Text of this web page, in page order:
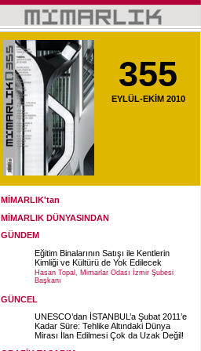
355
EYLÜL-EKİM 2010
MİMARLIK'tan
MİMARLIK DÜNYASINDAN
GÜNDEM
Eğitim Binalarının Satışı ile Kentlerin
Kimliği ve Kültürü de Yok Edilecek
Hasan Topal, Mimarlar Odası İzmir Şubesi
Başkanı
GÜNCEL
UNESCO’dan İSTANBUL’a Şubat 2011’e
Kadar Süre: Tehlike Altındaki Dünya
Mirası İlan Edilmesi Çok da Uzak Değil!